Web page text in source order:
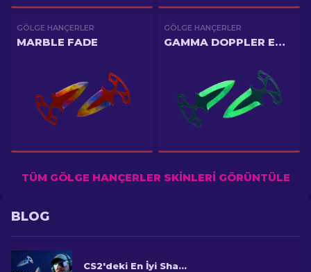
GÖLGE HANÇERLER
MARBLE FADE
GÖLGE HANÇERLER
GAMMA DOPPLER EMERALD
TÜM GÖLGE HANÇERLER SKINLERI GÖRÜNTÜLE
BLOG
CS2'deki En İyi Shadow Daggers Skinleri